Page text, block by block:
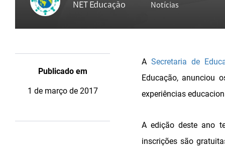
NET Educação Notícias
Publicado em
1 de março de 2017
A Secretaria de
Educação, anunciou
experiências
A edição deste ano
inscrições são